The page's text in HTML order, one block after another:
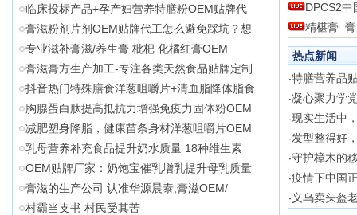
临床投标产品+孕产妇营养特膳粉OEM贴牌代
膏滋粉剂片剂OEM贴牌代工怎么避免踩坑？想
专业滋补膏滋/养生膏 枇杷 化橘红膏OEM
膏滋膏方生产加工-专注各类天然食品贴牌定制
抖音热门特殊膳食洋葱咀嚼片+清血脂降体脂食
胸腺蛋白肽提高抵抗力增强免疫力固体粉OEM
减肥塑身降脂，健康苗条身材洋葱咀嚼片OEM
乳母营养补充食品提升奶水质量 18种维生素
OEM贴牌厂家：奶饱宝催乳增乳提升母乳质量
膏滋的生产公司 认准华源晨泰,膏滋OEM/
村霸当支书 村民受其苦
DPCS2中
精椹膏_
热点新闻
·特膳营养品
·凝心聚力学
·现实生活中
·发型整得好
·守护樟木的
·疫情下中国
· 义乌卖头盔